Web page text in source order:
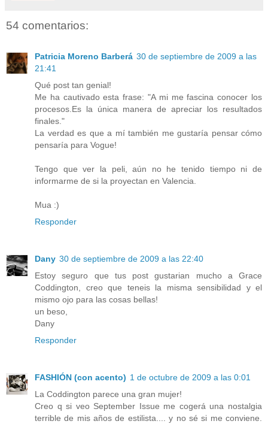
54 comentarios:
Patricia Moreno Barberá 30 de septiembre de 2009 a las
21:41
Qué post tan genial!
Me ha cautivado esta frase: "A mi me fascina conocer los
procesos.Es la única manera de apreciar los resultados
finales."
La verdad es que a mí también me gustaría pensar cómo
pensaría para Vogue!
Tengo que ver la peli, aún no he tenido tiempo ni de
informarme de si la proyectan en Valencia.
Mua :)
Responder
Dany 30 de septiembre de 2009 a las 22:40
Estoy seguro que tus post gustarian mucho a Grace
Coddington, creo que teneis la misma sensibilidad y el
mismo ojo para las cosas bellas!
un beso,
Dany
Responder
FASHIÓN (con acento) 1 de octubre de 2009 a las 0:01
La Coddington parece una gran mujer!
Creo q si veo September Issue me cogerá una nostalgia
terrible de mis años de estilista.... y no sé si me conviene.